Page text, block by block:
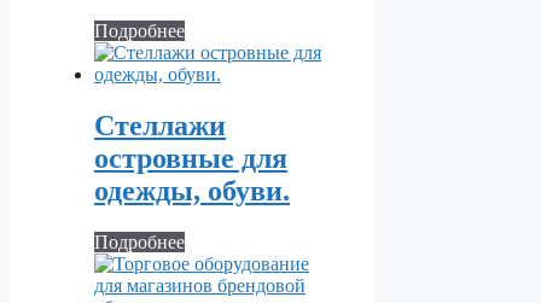
Подробнее
Стеллажи
островные для
одежды, обуви.
Подробнее